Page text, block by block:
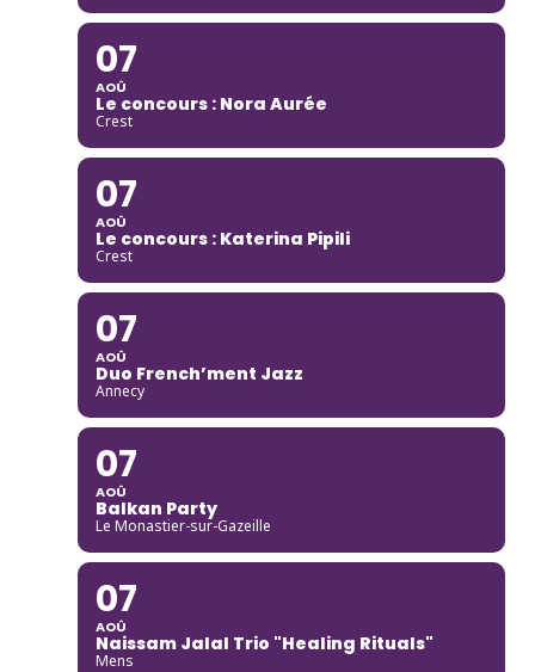
07
AOÛ
Le concours : Nora Aurée
Crest
07
AOÛ
Le concours : Katerina Pipili
Crest
07
AOÛ
Duo French’ment Jazz
Annecy
07
AOÛ
Balkan Party
Le Monastier-sur-Gazeille
07
AOÛ
Naissam Jalal Trio "Healing Rituals"
Mens